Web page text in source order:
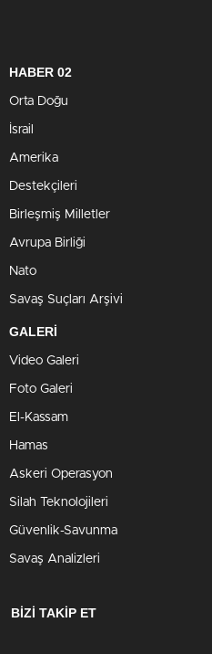
HABER 02
Orta Doğu
İsrail
Amerika
Destekçileri
Birleşmiş Milletler
Avrupa Birliği
Nato
Savaş Suçları Arşivi
GALERİ
Video Galeri
Foto Galeri
El-Kassam
Hamas
Askeri Operasyon
Silah Teknolojileri
Güvenlik-Savunma
Savaş Analizleri
BİZİ TAKİP ET